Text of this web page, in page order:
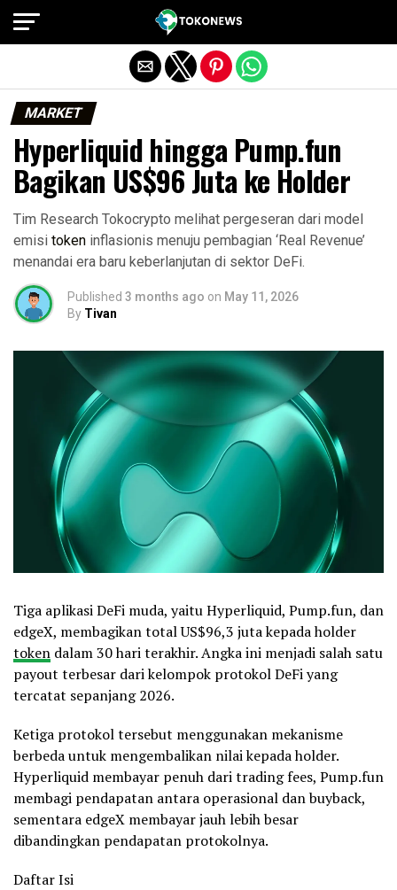
MARKET
Hyperliquid hingga Pump.fun
Bagikan US$96 Juta ke Holder
Tim Research Tokocrypto melihat pergeseran dari model
emisi token inflasionis menuju pembagian ‘Real Revenue’
menandai era baru keberlanjutan di sektor DeFi.
Published 3 months ago on May 11, 2026
By Tivan
Tiga aplikasi DeFi muda, yaitu Hyperliquid, Pump.fun, dan
edgeX, membagikan total US$96,3 juta kepada holder
token dalam 30 hari terakhir. Angka ini menjadi salah satu
payout terbesar dari kelompok protokol DeFi yang
tercatat sepanjang 2026.
Ketiga protokol tersebut menggunakan mekanisme
berbeda untuk mengembalikan nilai kepada holder.
Hyperliquid membayar penuh dari trading fees, Pump.fun
membagi pendapatan antara operasional dan buyback,
sementara edgeX membayar jauh lebih besar
dibandingkan pendapatan protokolnya.
Daftar Isi
Exit mobile version